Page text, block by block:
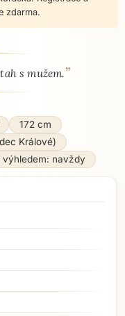
zdarma.
s mužem.”
172 cm
Králové)
výhledem: navždy